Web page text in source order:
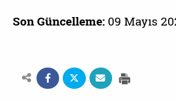
Son Güncelleme: 09 Mayıs